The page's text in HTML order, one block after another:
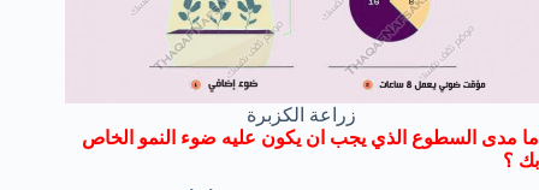
زراعة الكزبرة
ما مدى السطوع الذي يجب ان يكون عليه ضوء النمو الخاص
بك ؟